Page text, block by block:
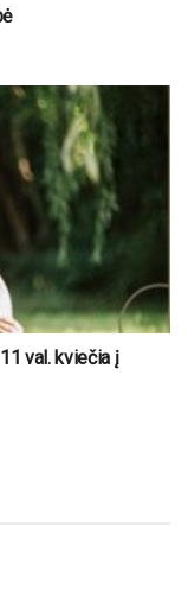
val. kviečia į